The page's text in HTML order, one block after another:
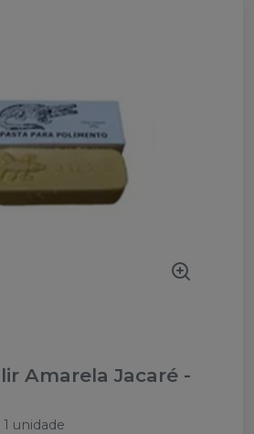
Amarela Jacaré -
unidade